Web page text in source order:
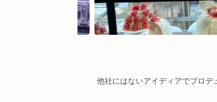
他社にはないアイディアでプロデ